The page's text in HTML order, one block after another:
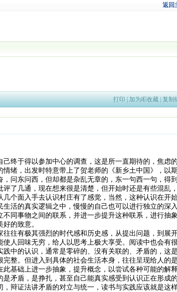
返回
打印 | 加为IE收藏| 复制
终于得以参加中心的调查，这是所一直期待的，焦虑
绪，出发时特意带上了贺老师的《新乡土中国》，以期
问东问西，但却都是杂乱无章的，东一句西一句，得
了几通，现在想来很是清楚，但开始时还是有些混乱
个面入手去认识村庄有了感觉，当然，这种认识在开
活的真实逻辑之中，慢慢的自己也可以进行独立的深
同事物之间的联系，并进一步提升这种联系，进行抽
的致意。
往有极其强烈的时代感和历史感，从提出问题，到展
人回味无穷，给人以思考上极大享受。阅读中也会有
中的认识，通常是零碎的、没有关联的、矛盾的，这
整。但进入到具体的社会生活本身，往往呈现给人的
基础上进一步抽象，提升概念，以尝试各种可能的解
矛盾，是挣扎，甚至自己能真实感受到认识正在形成
辩证法讲矛盾的对立与统一，读书与实践应该就是这样